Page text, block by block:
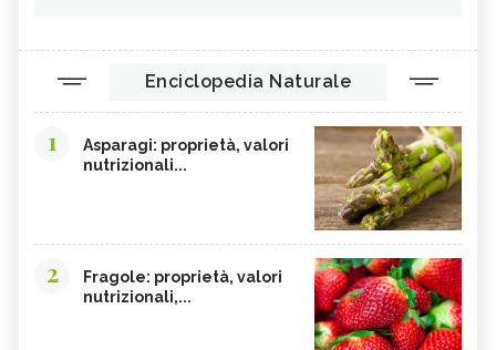
Enciclopedia Naturale
1
Asparagi: proprietà, valori
nutrizionali...
2
Fragole: proprietà, valori
nutrizionali,...